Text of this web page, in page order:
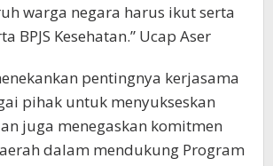
warga negara harus ikut serta
BPJS Kesehatan.” Ucap Aser
pentingnya kerjasama
pihak untuk menyukseskan
juga menegaskan komitmen
dalam mendukung Program